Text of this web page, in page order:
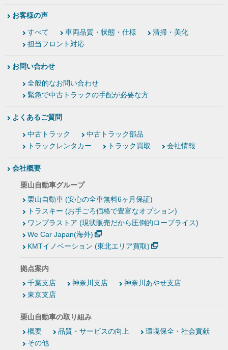
お客様の声
すべて 車両品質・状態・仕様
清掃・美化
担当フロント対応
お問い合わせ
全般的なお問い合わせ
緊急で中古トラックの手配が必要な方
よくあるご質問
中古トラック
中古トラック部品
トラックレンタカー
トラック買取 会社情報
会社概要
栗山自動車グループ
栗山自動車 (安心の全車無料6ヶ月保証)
トラスキー (お手ごろ価格で豊富なオプション)
ワンプラストア (現状販売だから圧倒的ロープライス)
We Car Japan(海外)
KMTイノベーション (東北エリア買取)
拠点案内
千葉支店
神奈川支店
神奈川あやせ支店
東京支店
栗山自動車の取り組み
概要
品質・サービスの向上
環境保全・社会貢献
その他